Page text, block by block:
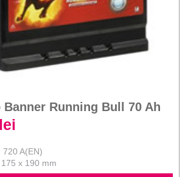
Banner Running Bull 70 Ah
A(EN)
x 190 mm